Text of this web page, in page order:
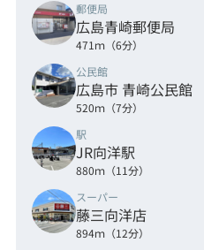
郵便局
広島青崎郵便局
471ｍ（6分）
公民館
広島市 青崎公民館
520ｍ（7分）
駅
JR向洋駅
880ｍ（11分）
スーパー
藤三向洋店
894ｍ（12分）